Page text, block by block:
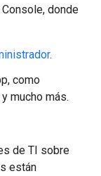
donde
.
como
mucho más.
de TI sobre
están